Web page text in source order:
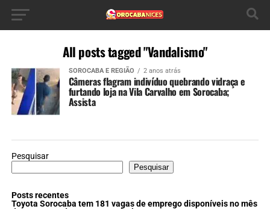
All posts tagged "Vandalismo"
SOROCABA E REGIÃO 2 anos atrás
Câmeras flagram indivíduo quebrando vidraça e
furtando loja na Vila Carvalho em Sorocaba;
Assista
Pesquisar
Pesquisar
Posts recentes
Toyota Sorocaba tem 181 vagas de emprego disponíveis no mês